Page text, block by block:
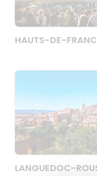
HAUTS-DE-
LANGUEDOC-